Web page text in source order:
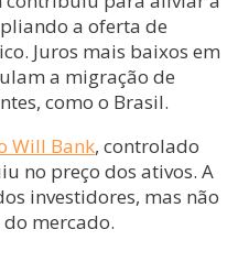
a oferta de
Juros mais baixos em
a migração de
como o Brasil.
Will Bank, controlado
no preço dos ativos. A
investidores, mas não
mercado.